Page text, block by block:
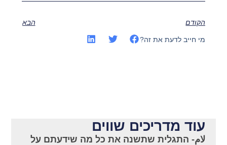
הקודם הבא
מי חייב לדעת את זה?
עוד מדריכים שווים
لام- התגלית שתשנה את כל מה שידעתם על